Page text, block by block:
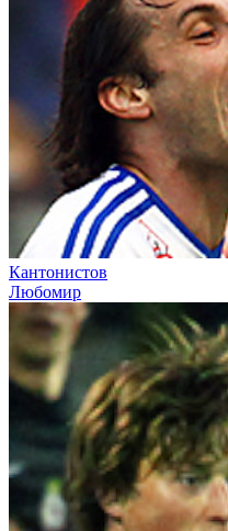
Кантонистов
Любомир